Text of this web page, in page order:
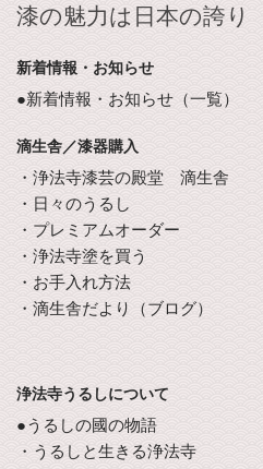
漆の魅力は日本の誇り
新着情報・お知らせ
●新着情報・お知らせ（一覧）
滴生舎／漆器購入
・浄法寺漆芸の殿堂 滴生舎
・日々のうるし
・プレミアムオーダー
・浄法寺塗を買う
・お手入れ方法
・滴生舎だより（ブログ）
浄法寺うるしについて
●うるしの國の物語
・うるしと生きる浄法寺